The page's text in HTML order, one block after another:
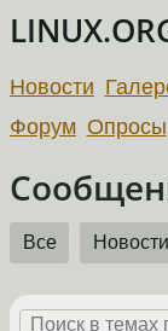
Новости
Форум Опросы
Все Новости